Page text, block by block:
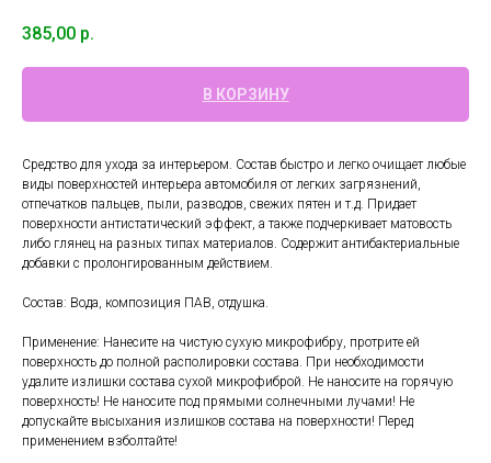
385,00 р.
В КОРЗИНУ
Средство для ухода за интерьером. Состав быстро и легко очищает любые
виды поверхностей интерьера автомобиля от легких загрязнений,
отпечатков пальцев, пыли, разводов, свежих пятен и т.д. Придает
поверхности антистатический эффект, а также подчеркивает матовость
либо глянец на разных типах материалов. Содержит антибактериальные
добавки с пролонгированным действием.
Состав: Вода, композиция ПАВ, отдушка.
Применение: Нанесите на чистую сухую микрофибру, протрите ей
поверхность до полной располировки состава. При необходимости
удалите излишки состава сухой микрофиброй. Не наносите на горячую
поверхность! Не наносите под прямыми солнечными лучами! Не
допускайте высыхания излишков состава на поверхности! Перед
применением взболтайте!